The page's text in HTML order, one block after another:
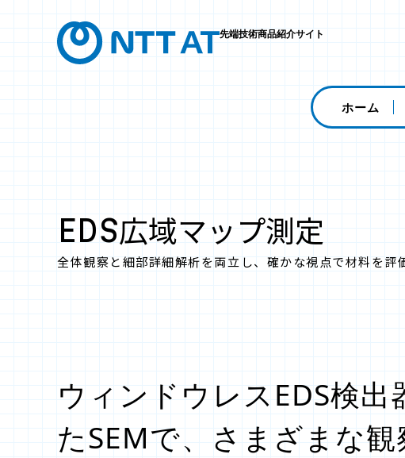
先端技術商品紹介サイト
ホーム
EDS広域マップ測定
全体観察と細部詳細解析を両立し、確かな視点で材料を評
ウィンドウレスEDS検
たSEMで、さまざまな観